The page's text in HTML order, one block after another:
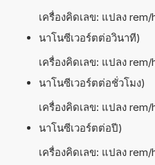
เครื่องคิดเลข: แปลง
นาโนซีเวอร์ตต่อวินาที)
เครื่องคิดเลข: แปลง
นาโนซีเวอร์ตต่อชั่วโมง)
เครื่องคิดเลข: แปลง
นาโนซีเวอร์ตต่อปี)
เครื่องคิดเลข: แปลง